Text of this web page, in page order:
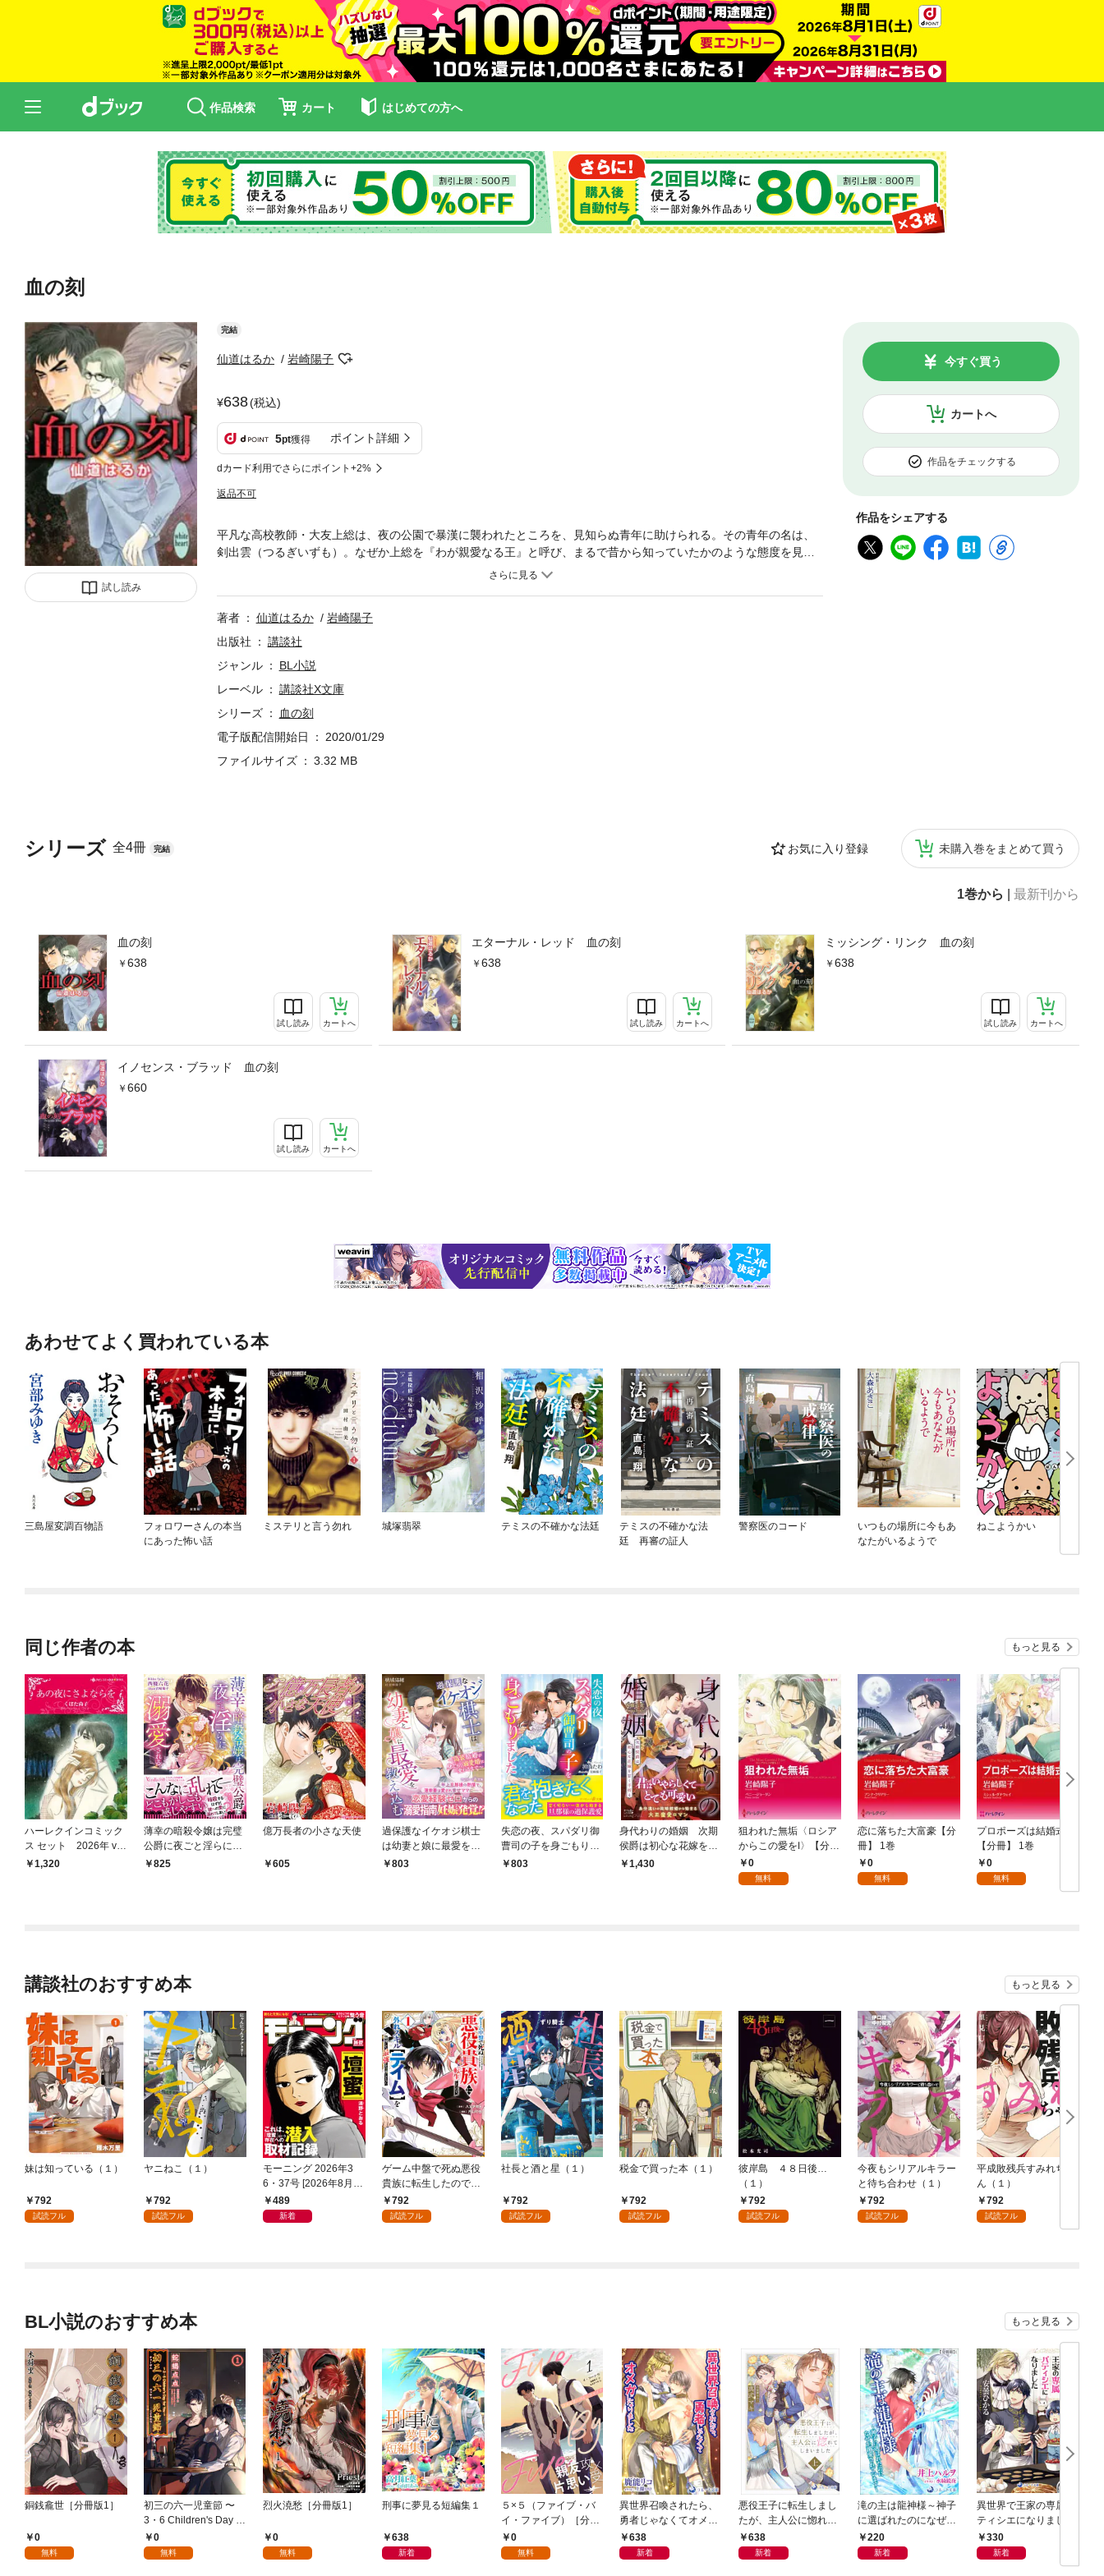
作品検索 カート はじめての方へ
血の刻
試し読み
完結
仙道はるか 岩崎陽子
638(税込)
5pt獲得 ポイント詳細
dカード利用でさらにポイント+2%
返品不可
カートへ
今すぐ買う
作品をチェックする
作品をシェアする
シリーズ 全4冊 完結 お気に入り登録 未購入巻をまとめて買う
1巻から 最新刊から
血の刻
638
試し読み カートへ
エターナル・レッド 血の刻
638
試し読み カートへ
ミッシング・リンク 血の刻
638
試し読み カートへ
イノセンス・ブラッド 血の刻
660
試し読み カートへ
平凡な高校教師・大友上総は、夜の公園で暴漢に襲われたところを、見知らぬ青年に助けられる。その青年の名は、
剣出雲（つるぎいずも）。なぜか上総を『わが親愛なる王』と呼び、まるで昔から知っていたかのような態度を見せ
る出雲に、警戒心を覚えながらも心を惹かれていく上総だったが……。上総は古代の王の生まれ変わりなのか？ 時
著者 仙道はるか
岩崎陽子
出版社
講談社
ジャンル
BL小説
レーベル
講談社X文庫
シリーズ
血の刻
電子版配信開始日
2020/01/29
ファイルサイズ
3.32 MB
あわせてよく買われている本
三島屋変調百物語
フォロワーさんの本当
にあった怖い話
ミステリと言う勿れ 城塚翡翠 テミスの不確かな法廷
テミスの不確かな法
廷 再審の証人
警察医のコード
いつもの場所に今もあ
なたがいるようで
ねこようかい
同じ作者の本 もっと見る
ハーレクインコミック
ス セット 2026年 vo
l.839
1,320
薄幸の暗殺令嬢は完璧
公爵に夜ごと淫らに溺
愛される
825
億万長者の小さな天使
605
過保護なイケオジ棋士
は幼妻と娘に最愛を教
え込む～偽装結婚が身
803
失恋の夜、スパダリ御
曹司の子を身ごもりま
した803
身代わりの婚姻 次期
侯爵は初心な花嫁を甘
く手折る
1,430
狙われた無垢〈ロシア
からこの愛をⅠ〉【分
冊】 1巻
0
無料
恋に落ちた大富豪【分
冊】 1巻
0
無料
プロポーズは結婚式で
【分冊】 1巻
0
無料
講談社のおすすめ本 もっと見る
妹は知っている（１）
792
試読フル
ヤニねこ（１）
792
試読フル
モーニング 2026年3
6・37号 [2026年8月6
日発売]
489
新着
ゲーム中盤で死ぬ悪役
貴族に転生したので、
外れスキル【テイム】
を駆使して最強を目指
792
試読フル
社長と酒と星（１）
792
試読フル
税金で買った本（１）
792
試読フル
彼岸島 ４８日後…
（１）
792
試読フル
今夜もシリアルキラー
と待ち合わせ（１）
792
試読フル
平成敗残兵すみれちゃ
ん（１）
792
試読フル
BL小説のおすすめ本 もっと見る
銅銭龕世［分冊版1］
0
無料
初三の六一児童節 〜
3・6 Children's Day fo
r You〜［分冊版1］
0
無料
烈火澆愁［分冊版1］
0
無料
刑事に夢見る短編集１
638
新着
５×５（ファイブ・バ
イ・ファイブ）［分冊
版１］
0
無料
異世界召喚されたら、
勇者じゃなくてオメガ
になりました
638
新着
悪役王子に転生しまし
たが、主人公に惚れて
しまいました 上
638
新着
滝の主は龍神様～神子
に選ばれたのになぜか
溺愛されています～
【分冊版】1
220
新着
異世界で王家の専属パ
ティシエになりました
【分冊版】1
330
新着